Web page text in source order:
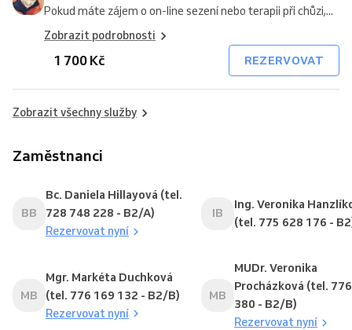
Pokud máte zájem o on-line sezení nebo terapii při chůzi,...
Zobrazit podrobnosti
1 700 Kč REZERVOVAT
Zobrazit všechny služby
Zaměstnanci
BB
Bc. Daniela Hillayová (tel.
728 748 228 - B2/A)
Rezervovat nyní
IB
Ing. Veronika
(tel. 775 628 176 -
MB
Mgr. Markéta Duchková
(tel. 776 169 132 - B2/B)
Rezervovat nyní
MB
MUDr. Veronika
Procházková (tel.
380 - B2/B)
Rezervovat nyní